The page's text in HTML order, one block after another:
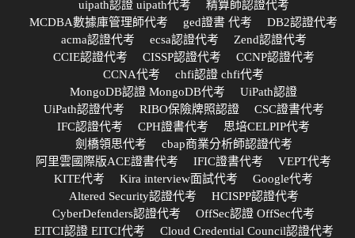
uipath認證 uipath代考
精算師認證代考
MCDBA數據庫管理師代考
ged證書 代考
DB2認證代考
acma認證代考
ecsa認證代考
Zend認證代考
CCIE認證代考
CISSP認證代考
CCNP認證代考
CCNA代考
chfi認證 chfi代考
MongoDB認證 MongoDB代考
UiPath認證
UiPath認證代考
RIBO保險牌照認證
CSC證書代考
IFC認證代考
CPH證書代考
思培CELPIP代考
劍橋領思代考
cbap商業分析師認證代考
阿里雲國際版ACE證書代考
IFIC證書代考
VEPT代考
KITE代考
Kira interview面試代考
Google代考
Altered Security認證代考
HCISPP認證代考
CyberDefenders認證代考
OffSec認證 OffSec代考
EITCI認證 EITCI代考
Cloud Credential Council認證代考